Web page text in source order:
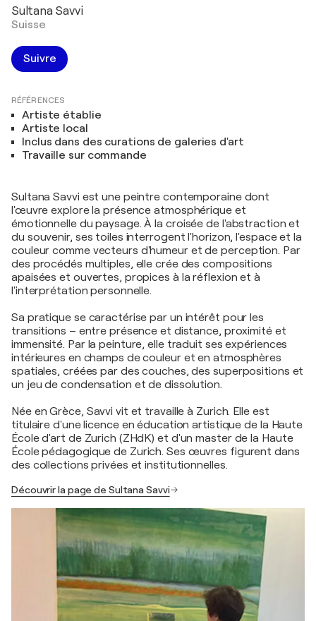
Sultana Savvi
Suisse
Suivre
RÉFÉRENCES
Artiste établie
Artiste local
Inclus dans des curations de galeries d'art
Travaille sur commande
Sultana Savvi est une peintre contemporaine dont
l'œuvre explore la présence atmosphérique et
émotionnelle du paysage. À la croisée de l'abstraction et
du souvenir, ses toiles interrogent l'horizon, l'espace et la
couleur comme vecteurs d'humeur et de perception. Par
des procédés multiples, elle crée des compositions
apaisées et ouvertes, propices à la réflexion et à
l'interprétation personnelle.
Sa pratique se caractérise par un intérêt pour les
transitions – entre présence et distance, proximité et
immensité. Par la peinture, elle traduit ses expériences
intérieures en champs de couleur et en atmosphères
spatiales, créées par des couches, des superpositions et
un jeu de condensation et de dissolution.
Née en Grèce, Savvi vit et travaille à Zurich. Elle est
titulaire d'une licence en éducation artistique de la Haute
École d'art de Zurich (ZHdK) et d'un master de la Haute
École pédagogique de Zurich. Ses œuvres figurent dans
des collections privées et institutionnelles.
Découvrir la page de Sultana Savvi